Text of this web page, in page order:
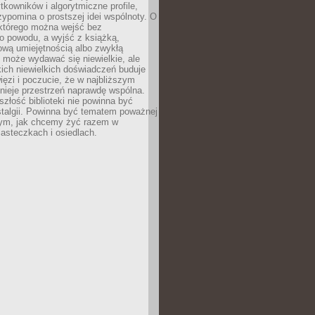
i algorytmiczne profile,
o prostszej idei wspólnoty. O
można wejść bez
powodu, a wyjść z książką,
umiejętnością albo zwykłą
może wydawać się niewielkie, ale
niewielkich doświadczeń buduje
i poczucie, że w najbliższym
przestrzeń naprawdę wspólna.
biblioteki nie powinna być
Powinna być tematem poważnej
jak chcemy żyć razem w
i osiedlach.